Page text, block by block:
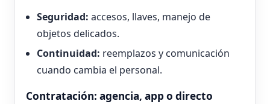
Seguridad: accesos, llaves, manejo de
objetos delicados.
Continuidad: reemplazos y comunicación
cuando cambia el personal.
Contratación: agencia, app o directo